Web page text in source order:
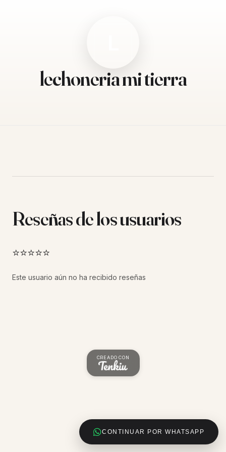
lechoneria mi tierra
CONTINUAR POR WHATSAPP
Reseñas de los usuarios
⭐⭐⭐⭐⭐
Este usuario aún no ha recibido reseñas
CREADO CON